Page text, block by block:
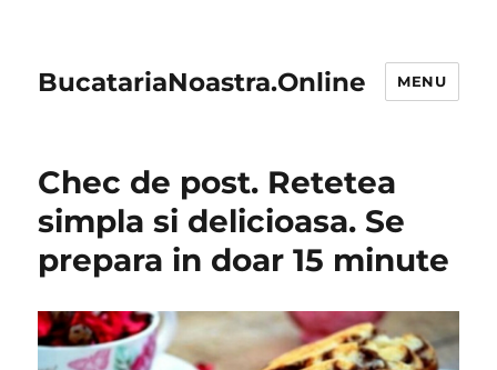
BucatariaNoastra.Online MENU
Chec de post. Retetea
simpla si delicioasa. Se
prepara in doar 15 minute